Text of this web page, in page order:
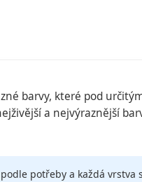
barvy, které pod
a nejvýraznější
potřeby a každá vrstva